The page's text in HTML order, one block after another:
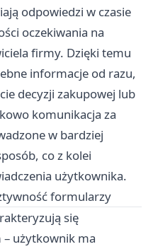
odpowiedzi w czasie
oczekiwania na
firmy. Dzięki temu
informacje od razu,
decyzji zakupowej lub
komunikacja za
w bardziej
co z kolei
użytkownika.
formularzy
się
użytkownik ma